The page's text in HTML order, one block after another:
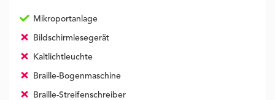
Mikroportanlage
Bildschirmlesegerät
Kaltlichtleuchte
Braille-Bogenmaschine
Braille-Streifenschreiber